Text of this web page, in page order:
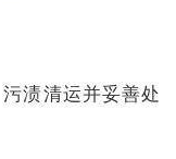
渍清运并妥善处